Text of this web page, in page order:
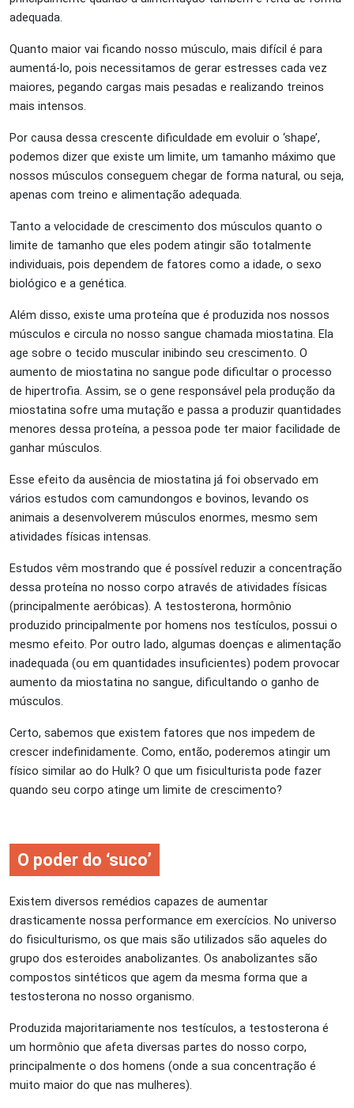
adequada.
Quanto maior vai ficando nosso músculo, mais difícil é para
aumentá-lo, pois necessitamos de gerar estresses cada vez
maiores, pegando cargas mais pesadas e realizando treinos
mais intensos.
Por causa dessa crescente dificuldade em evoluir o ‘shape’,
podemos dizer que existe um limite, um tamanho máximo que
nossos músculos conseguem chegar de forma natural, ou seja,
apenas com treino e alimentação adequada.
Tanto a velocidade de crescimento dos músculos quanto o
limite de tamanho que eles podem atingir são totalmente
individuais, pois dependem de fatores como a idade, o sexo
biológico e a genética.
Além disso, existe uma proteína que é produzida nos nossos
músculos e circula no nosso sangue chamada miostatina. Ela
age sobre o tecido muscular inibindo seu crescimento. O
aumento de miostatina no sangue pode dificultar o processo
de hipertrofia. Assim, se o gene responsável pela produção da
miostatina sofre uma mutação e passa a produzir quantidades
menores dessa proteína, a pessoa pode ter maior facilidade de
ganhar músculos.
Esse efeito da ausência de miostatina já foi observado em
vários estudos com camundongos e bovinos, levando os
animais a desenvolverem músculos enormes, mesmo sem
atividades físicas intensas.
Estudos vêm mostrando que é possível reduzir a concentração
dessa proteína no nosso corpo através de atividades físicas
(principalmente aeróbicas). A testosterona, hormônio
produzido principalmente por homens nos testículos, possui o
mesmo efeito. Por outro lado, algumas doenças e alimentação
inadequada (ou em quantidades insuficientes) podem provocar
aumento da miostatina no sangue, dificultando o ganho de
músculos.
Certo, sabemos que existem fatores que nos impedem de
crescer indefinidamente. Como, então, poderemos atingir um
físico similar ao do Hulk? O que um fisiculturista pode fazer
quando seu corpo atinge um limite de crescimento?
O poder do ‘suco’
Existem diversos remédios capazes de aumentar
drasticamente nossa performance em exercícios. No universo
do fisiculturismo, os que mais são utilizados são aqueles do
grupo dos esteroides anabolizantes. Os anabolizantes são
compostos sintéticos que agem da mesma forma que a
testosterona no nosso organismo.
Produzida majoritariamente nos testículos, a testosterona é
um hormônio que afeta diversas partes do nosso corpo,
principalmente o dos homens (onde a sua concentração é
muito maior do que nas mulheres).